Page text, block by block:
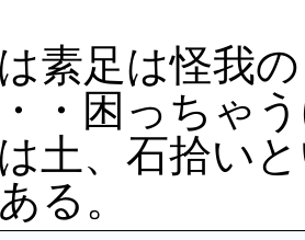
素足は怪我
・困っちゃ
土、石拾い
る。